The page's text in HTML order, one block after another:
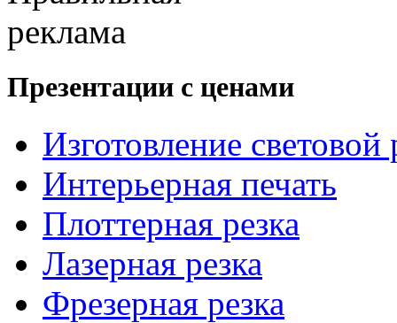
Презентации с ценами
Изготовление
Интерьерная печать
Плоттерная резка
Лазерная резка
Фрезерная резка